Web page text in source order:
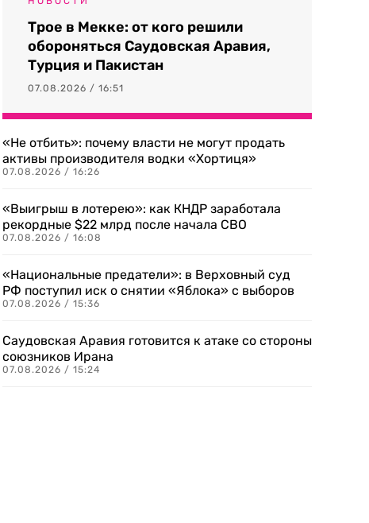
Трое в Мекке: от кого решили
обороняться Саудовская Аравия,
Турция и Пакистан
07.08.2026 / 16:51
«Не отбить»: почему власти не могут продать
активы производителя водки «Хортиця»
07.08.2026 / 16:26
«Выигрыш в лотерею»: как КНДР заработала
рекордные $22 млрд после начала СВО
07.08.2026 / 16:08
«Национальные предатели»: в Верховный суд
РФ поступил иск о снятии «Яблока» с выборов
07.08.2026 / 15:36
Саудовская Аравия готовится к атаке со стороны
союзников Ирана
07.08.2026 / 15:24